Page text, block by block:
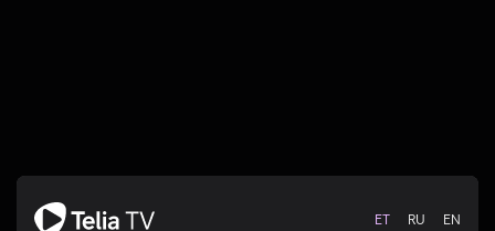
ET RU EN